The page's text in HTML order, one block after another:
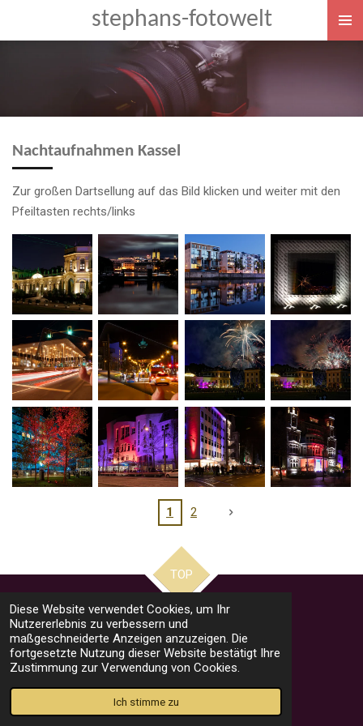
Diese Website verwendet Cookies, um Ihr
Nutzererlebnis zu verbessern und
maßgeschneiderte Anzeigen anzuzeigen. Die
fortgesetzte Nutzung dieser Website bestätigt Ihre
Zustimmung zur Verwendung von Cookies.
Ich stimme zu
Hauptinhalt
stephans-fotowelt
Nachtaufnahmen Kassel
Zur großen Dartsellung auf das Bild klicken und weiter mit den
Pfeiltasten rechts/links
1 2
TOP
Impressum
Datenschutzerklärung